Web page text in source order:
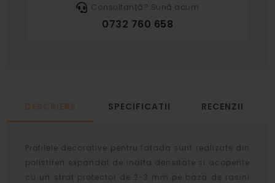
Consultanță? Sună acum
0732 760 658
DESCRIERE SPECIFICATII RECENZII
Profilele decorative pentru fatada sunt realizate din
polistiren expandat de inalta densitate si acoperite
cu un strat protector de 2-3 mm pe baza de rasini